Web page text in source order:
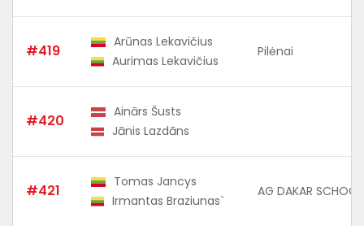
#419
Arūnas Lekavičius
Aurimas Lekavičius
Pilėnai
#420
Ainārs Šusts
Jānis Lazdāns
#421
Tomas Jancys
Irmantas Braziunas`
AG DAKAR